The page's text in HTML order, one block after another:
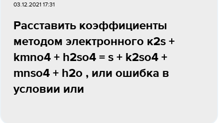
03.12.2021 17:31
Расставить коэффициенты
методом электронного к2s +
kmno4 + h2so4 = s + k2so4 +
mnso4 + h2o , или ошибка в
условии или